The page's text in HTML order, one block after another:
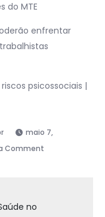
do MTE
enfrentar
psicossociais |
maio 7,
Comment
no